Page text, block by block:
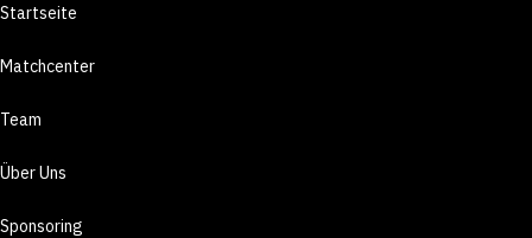
Startseite
Matchcenter
Team
Über Uns
Sponsoring